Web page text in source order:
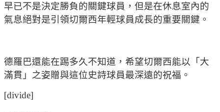
早已不是決定勝負的關鍵球員，但是在休息室內的
氣息絕對是引領切爾西年輕球員成長的重要關鍵。
德羅巴還能在踢多久不知道，希望切爾西能以「大
滿貫」之姿贈與這位史詩球員最深遠的祝福。
[divide]